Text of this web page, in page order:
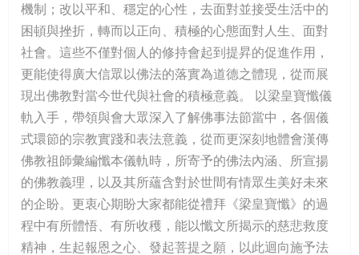
機制；改以平和、穩定的心性，去面對並接受生活中的
困頓與挫折，轉而以正向、積極的心態面對人生、面對
社會。這些不僅對個人的修持會起到提昇的促進作用，
更能使得廣大信眾以佛法的落實為道德之體現，從而展
現出佛教對當今世代與社會的積極意義。 以梁皇寶懺儀
軌入手，帶領與會大眾深入了解佛事法節當中，各個儀
式環節的宗教實踐和表法意義，從而更深刻地體會漢傳
佛教祖師彙編懺本儀軌時，所寄予的佛法內涵、所宣揚
的佛教義理，以及其所蘊含對於世間有情眾生美好未來
的企盼。更衷心期盼大家都能從禮拜《梁皇寶懺》的過
程中有所體悟、有所收穫，能以懺文所揭示的慈悲救度
精神，生起報恩之心、發起菩提之願，以此迴向施予法